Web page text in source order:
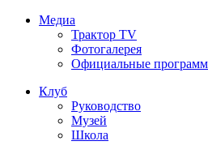
Медиа
Трактор TV
Фотогалерея
Официальные
Клуб
Руководство
Музей
Школа